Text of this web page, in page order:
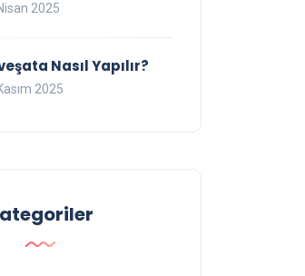
2025
Nasıl Yapılır?
2025